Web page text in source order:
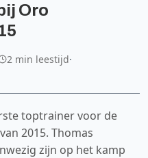
Oro
2 min leestijd·
toptrainer voor de
2015. Thomas
zijn op het kamp